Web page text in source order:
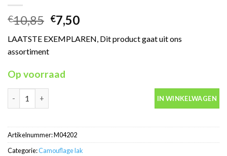
€10,85 Oorspronkelijke
prijs
was:
€7,50Huidige
is:
LAATSTE EXEMPLAREN, Dit product gaat uit ons
assortiment
Op voorraad
IN WINKELWAGEN
Artikelnummer:M04202
Categorie:Camouflage lak